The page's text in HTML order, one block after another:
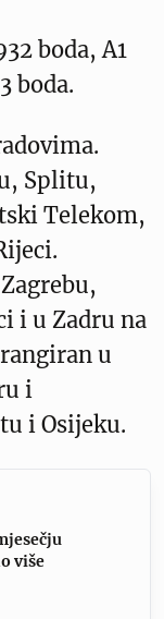
boda, A1
boda.
Splitu,
Telekom,
i u Zadru na
u
i
i Osijeku.
više